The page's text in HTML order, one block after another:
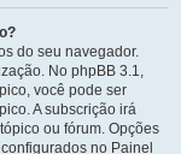
do seu navegador.
No phpBB 3.1,
você pode ser
A subscrição irá
ou fórum. Opções
no Painel